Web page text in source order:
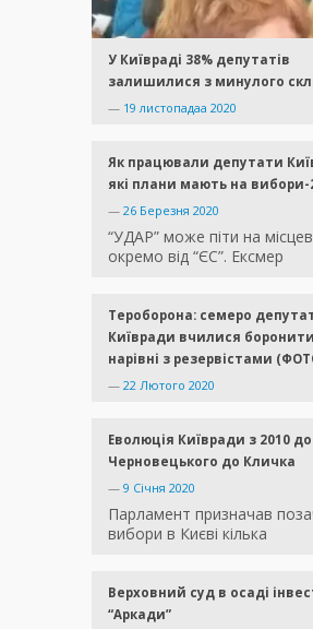
У Київраді 38% депутатів
залишилися з минулого
— 19 листопадаа 2020
Як працювали депутати
які плани мають на вибори-
— 26 Березня 2020
“УДАР” може піти на
окремо від “ЄС”. Ексмер
Тероборона: семеро
Київради вчилися боронити
нарівні з резервістами
— 22 Лютого 2020
Еволюція Київради з 2010 до
Черновецького до Кличка
— 9 Січня 2020
Парламент призначав
вибори в Києві кілька
Верховний суд в осаді
“Аркади”